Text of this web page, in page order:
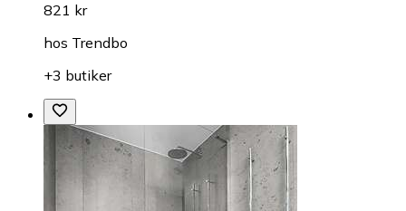
821 kr
hos Trendbo
+3 butiker